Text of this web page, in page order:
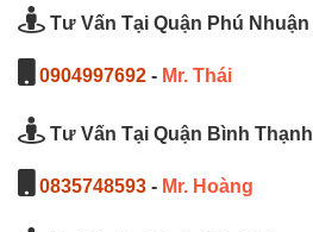
Tư Vấn Tại Quận Phú Nhuận
0904997692 - Mr. Thái
Tư Vấn Tại Quận Bình Thạnh
0835748593 - Mr. Hoàng